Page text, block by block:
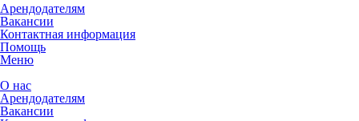
Арендодателям
Вакансии
Контактная информация
Помощь
Меню
О нас
Арендодателям
Вакансии